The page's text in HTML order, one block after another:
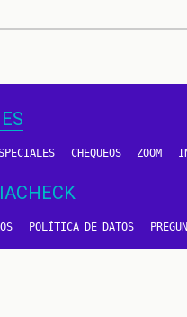
CHEQUEOS ZOOM
POLÍTICA DE DATOS